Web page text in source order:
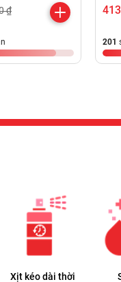
201
₫
Xịt kéo dài thời